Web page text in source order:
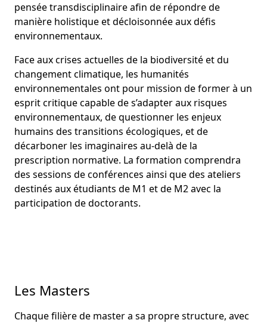
pensée transdisciplinaire afin de répondre de
manière holistique et décloisonnée aux défis
environnementaux.
Face aux crises actuelles de la biodiversité et du
changement climatique, les humanités
environnementales ont pour mission de former à un
esprit critique capable de s’adapter aux risques
environnementaux, de questionner les enjeux
humains des transitions écologiques, et de
décarboner les imaginaires au-delà de la
prescription normative. La formation comprendra
des sessions de conférences ainsi que des ateliers
destinés aux étudiants de M1 et de M2 avec la
participation de doctorants.
Les Masters
Chaque filière de master a sa propre structure, avec